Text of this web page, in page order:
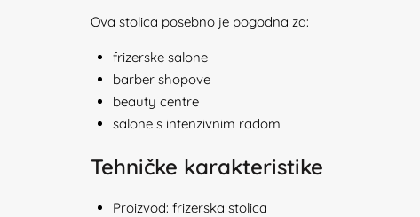
Ova stolica posebno je pogodna za:
frizerske salone
barber shopove
beauty centre
salone s intenzivnim radom
Tehničke karakteristike
Proizvod: frizerska stolica